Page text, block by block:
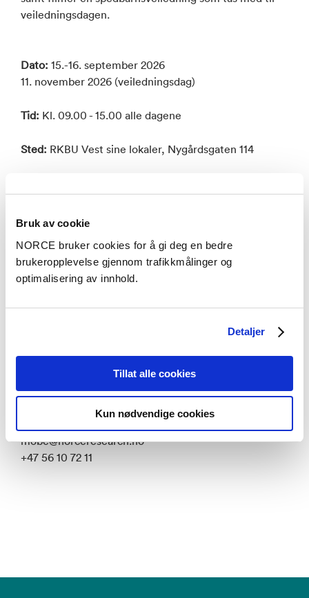
Bruk av cookie
NORCE bruker cookies for å gi deg en bedre
brukeropplevelse gjennom trafikkmålinger og
optimalisering av innhold.
Detaljer
Tillat alle cookies
Kun nødvendige cookies
veiledningsdagen.
Dato: 15.-16. september 2026
11. november 2026 (veiledningsdag)
Tid: Kl. 09.00 - 15.00 alle dagene
Sted: RKBU Vest sine lokaler, Nygårdsgaten 114
Opplæringen er godkjent av Norsk psykologforening
Kursholdere: Norma Vågstøl og Randi Træland Hella,
seniorrådgivere ved RKBU Vest, NORCE
Kontaktperson
Rådgiver RKBU Vest - Bergen
mobe@norceresearch.no
+47 56 10 72 11